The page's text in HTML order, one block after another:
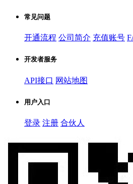
常见问题
开通流程 公司简介 充值账号
开发者服务
API接口 网站地图
用户入口
登录 注册 合伙人